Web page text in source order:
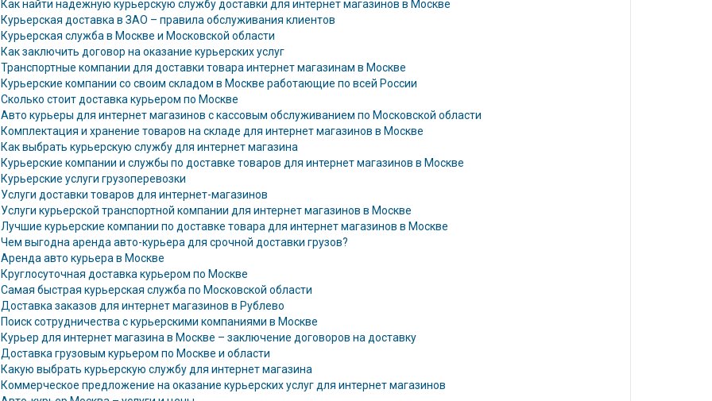
Как найти надежную курьерскую службу доставки для интернет магазинов в Москве
Курьерская доставка в ЗАО – правила обслуживания клиентов
Курьерская служба в Москве и Московской области
Как заключить договор на оказание курьерских услуг
Транспортные компании для доставки товара интернет магазинам в Москве
Курьерские компании со своим складом в Москве работающие по всей России
Сколько стоит доставка курьером по Москве
Авто курьеры для интернет магазинов с кассовым обслуживанием по Московской области
Комплектация и хранение товаров на складе для интернет магазинов в Москве
Как выбрать курьерскую службу для интернет магазина
Курьерские компании и службы по доставке товаров для интернет магазинов в Москве
Курьерские услуги грузоперевозки
Услуги доставки товаров для интернет-магазинов
Услуги курьерской транспортной компании для интернет магазинов в Москве
Лучшие курьерские компании по доставке товара для интернет магазинов в Москве
Чем выгодна аренда авто-курьера для срочной доставки грузов?
Аренда авто курьера в Москве
Круглосуточная доставка курьером по Москве
Самая быстрая курьерская служба по Московской области
Доставка заказов для интернет магазинов в Рублево
Поиск сотрудничества с курьерскими компаниями в Москве
Курьер для интернет магазина в Москве – заключение договоров на доставку
Доставка грузовым курьером по Москве и области
Какую выбрать курьерскую службу для интернет магазина
Коммерческое предложение на оказание курьерских услуг для интернет магазинов